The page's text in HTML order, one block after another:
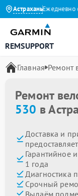
Астрахань
Яндекс Ежедневно с
REMSUPPORT
Главная Ремонт
Ремонт
530 в
Доставка и
Гарантийное
1 года
Диагностика
Срочный
Выдаём